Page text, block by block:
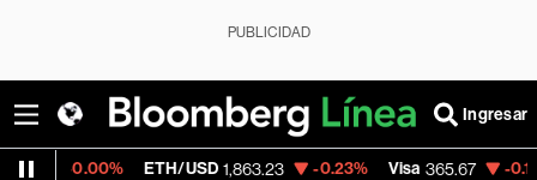
PUBLICIDAD
Ingresar
ETH/USD 1,863.23 -0.23% Visa 365.67 -0.13%